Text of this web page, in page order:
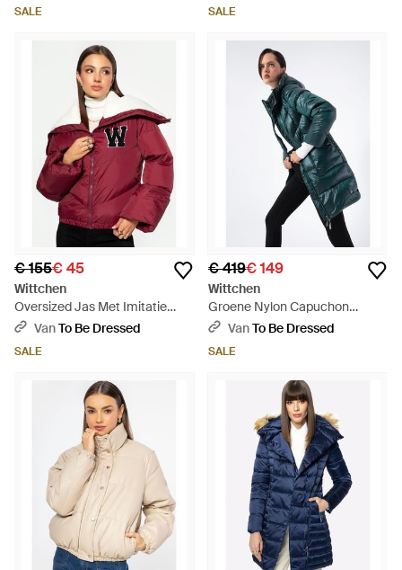
SALE SALE
€ 155€ 45
Wittchen
Oversized Jas Met Imitatie
Schapenvacht Kraag - Rood
VanTo Be Dressed
SALE
€ 419€ 149
Wittchen
Groene Nylon Capuchon
Donsjas - Blauw
VanTo Be Dressed
SALE